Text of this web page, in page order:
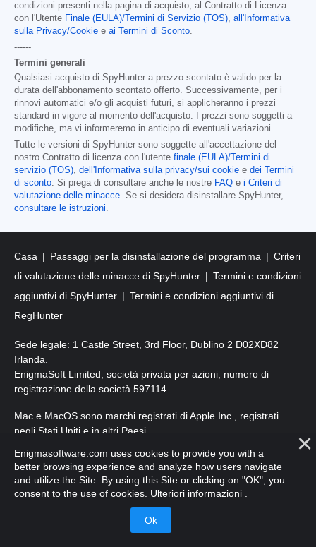
condizioni presenti nella pagina di acquisto, al Contratto di Licenza
con l'Utente Finale (EULA)/Termini di Servizio (TOS), all'Informativa
sulla Privacy/Cookie e ai Termini di Sconto.
------
Termini generali
Qualsiasi acquisto di SpyHunter a prezzo scontato è valido per la
durata dell'abbonamento scontato offerto. Successivamente, per i
rinnovi automatici e/o gli acquisti futuri, si applicheranno i prezzi
standard in vigore al momento dell'acquisto. I prezzi sono soggetti a
modifiche, ma vi informeremo in anticipo di eventuali variazioni.
Tutte le versioni di SpyHunter sono soggette all'accettazione del
nostro Contratto di licenza con l'utente finale (EULA)/Termini di
servizio (TOS), dell'Informativa sulla privacy/sui cookie e dei Termini
di sconto. Si prega di consultare anche le nostre FAQ e i Criteri di
valutazione delle minacce. Se si desidera disinstallare SpyHunter,
consultare le istruzioni.
Casa Passaggi per la disinstallazione del programma
Criteri
di valutazione delle minacce di SpyHunter
Termini e condizioni
aggiuntivi di SpyHunter
Termini e condizioni aggiuntivi di
RegHunter
Sede legale: 1 Castle Street, 3rd Floor, Dublino 2 D02XD82
Irlanda.
EnigmaSoft Limited, società privata per azioni, numero di
registrazione della società 597114.
Mac e MacOS sono marchi registrati di Apple Inc., registrati
negli Stati Uniti e in altri Paesi.
Copyright 2016-2026 . EnigmaSoft Ltd. Tutti i diritti riservati.
Enigmasoftware.com uses cookies to provide you with a
better browsing experience and analyze how users navigate
and utilize the Site. By using this Site or clicking on "OK", you
consent to the use of cookies. Ulteriori informazioni